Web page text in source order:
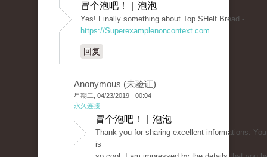
冒个泡吧！ | 泡泡
Yes! Finally something about Top SHelf Bread -
https://Superexamplenoncontext.com .
回复
Anonymous (未验证)
星期二, 04/23/2019 - 00:04
永久连接
冒个泡吧！ | 泡泡
Thank you for sharing excellent informations.
is